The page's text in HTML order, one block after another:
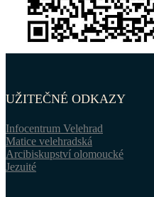
UŽITEČNÉ ODKAZY
Infocentrum Velehrad
Matice velehradská
Arcibiskupství olomoucké
Jezuité